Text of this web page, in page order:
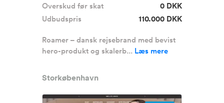
Overskud før skat
0 DKK
Udbudspris
110.000 DKK
Roamer – dansk rejsebrand med bevist
hero-produkt og skalerb... Læs mere
Storkøbenhavn